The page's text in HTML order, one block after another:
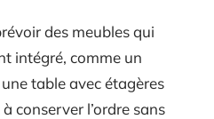
des meubles qui
intégré, comme un
table avec étagères
conserver l’ordre sans